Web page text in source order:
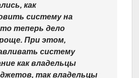
как
систему на
теперь дело
При этом,
систему
как владельцы
так владельцы